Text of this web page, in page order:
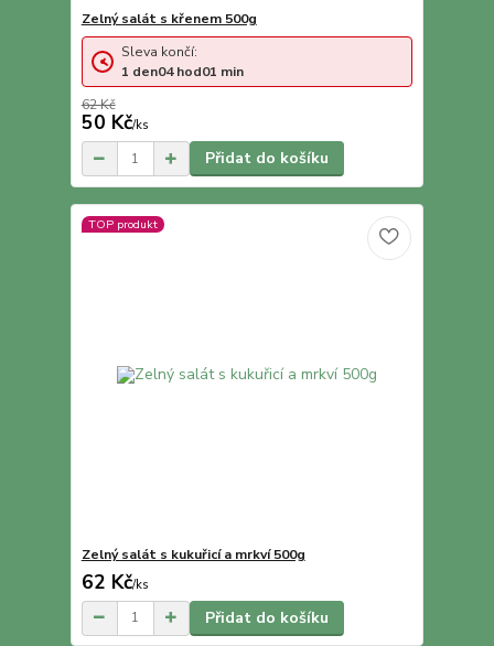
Zelný salát s křenem 500g
62 Kč
50 Kč/ks
Sleva končí:
1 den04hod01 min
Přidat do košíku
TOP produkt
Zelný salát s kukuřicí a mrkví 500g
62 Kč/ks
Přidat do košíku